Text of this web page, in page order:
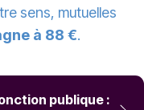
sens, mutuelles
à 88 €.
publique :